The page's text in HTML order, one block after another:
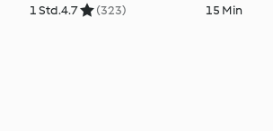
1 Std.4.7 (323) 15 Min